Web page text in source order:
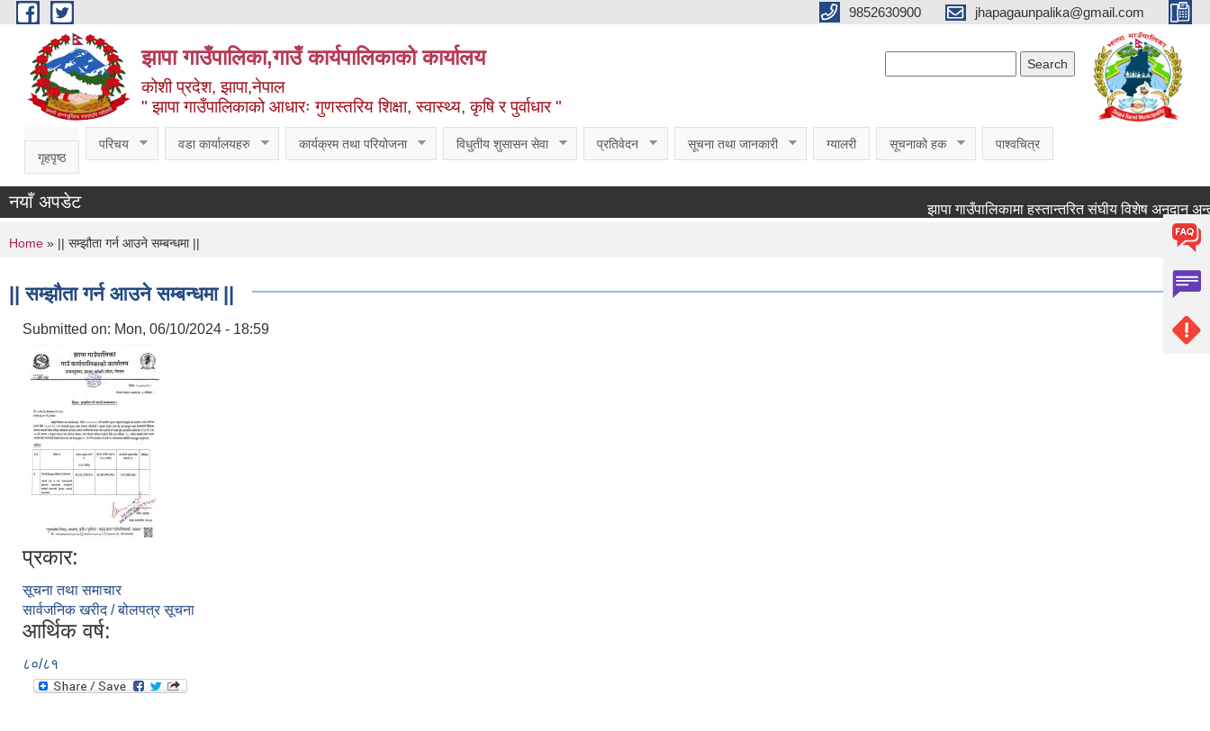
Skip to main content 9852630900 jhapagaunpalika@gmail.com
झापा गाउँपालिका,गाउँ कार्यपालिकाको कार्यालय
कोशी प्रदेश, झापा,नेपाल
" झापा गाउँपालिकाको आधारः गुणस्तरिय शिक्षा, स्वास्थ्य, कृषि र पुर्वाधार "
गृहपृष्ठ
परिचय वडा कार्यालयहरु कार्यक्रम तथा परियोजना विधुतीय शुसासन सेवा प्रतिवेदन सूचना तथा जानकारी ग्यालरी सूचनाको हक पाश्वचित्र
नयाँ अपडेट
You are here
Home » || सम्झौता गर्न आउने सम्बन्धमा ||
|| सम्झौता गर्न आउने सम्बन्धमा ||
Submitted on: Mon, 06/10/2024 - 18:59
प्रकार:
सूचना तथा समाचार
सार्वजनिक खरीद / बोलपत्र सूचना
आर्थिक वर्ष:
८०/८१